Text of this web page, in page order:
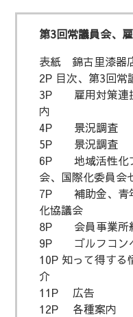
第3回常議員会、
表紙 錦古里漆器
2P 目次、第3回常
3P 雇用対策連
内
4P 景況調査
5P 景況調査
6P 地域活性化
会、国際化委員会
7P 補助金、青
化協議会
8P 会員事業所
9P ゴルフコン
10P 知って得する
介
11P 広告
12P 各種案内